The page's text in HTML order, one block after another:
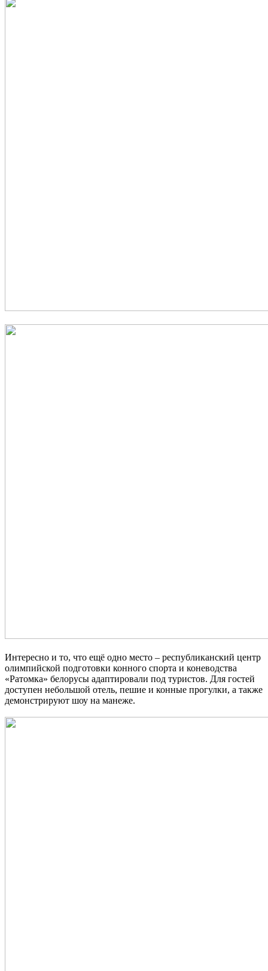
Интересно и то, что ещё одно место – республиканский центр
олимпийской подготовки конного спорта и коневодства
«Ратомка» белорусы адаптировали под туристов. Для гостей
доступен небольшой отель, пешие и конные прогулки, а также
демонстрируют шоу на манеже.